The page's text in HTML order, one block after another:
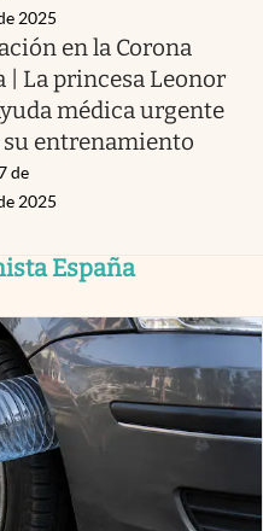
2025
en la Corona
| La princesa Leonor
médica urgente
su entrenamiento
de
2025
España